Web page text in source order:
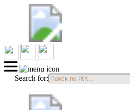
Search for: